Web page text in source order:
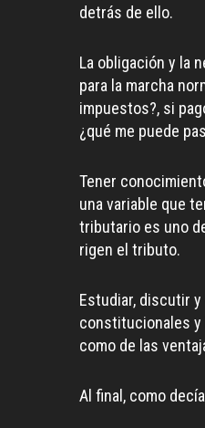
detrás de ello.
La obligación y la
para la marcha
impuestos?, si
¿qué me puede
Tener
una variable que
tributario es uno
rigen el tributo.
Estudiar, discutir
constitucionales y
como de las
Al final, como